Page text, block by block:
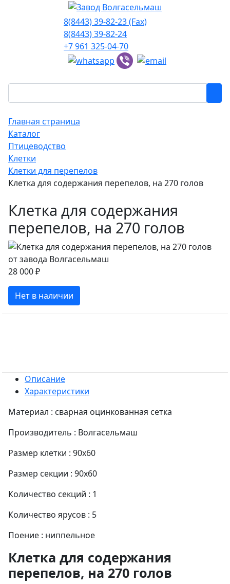
8(8443) 39-82-23 (Fax)
8(8443) 39-82-24
+7 961 325-04-70
Главная страница
Каталог
Птицеводство
Клетки
Клетки для перепелов
Клетка для содержания перепелов, на 270 голов
Клетка для содержания
перепелов, на 270 голов
28 000 ₽
Нет в наличии
Описание
Характеристики
Материал : сварная оцинкованная сетка
Производитель : Волгасельмаш
Размер клетки : 90x60
Размер секции : 90x60
Количество секций : 1
Количество ярусов : 5
Поение : ниппельное
Клетка для содержания
перепелов, на 270 голов